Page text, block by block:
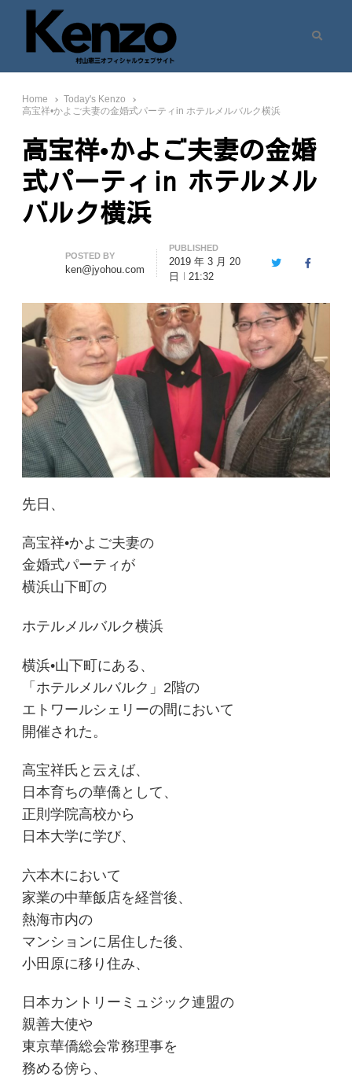
七転八起 – 村山憲三 Official Site
村山憲三ウェブサイト
Home
Today's Kenzo
高宝祥•かよご夫妻の金婚式パーティin ホテルメルバルク横浜
高宝祥•かよご夫妻の金婚
式パーティin ホテルメル
バルク横浜
Author
POSTED BY
ken@jyohou.com
PUBLISHED
2019 年 3 月 20
日
21:32
TwitterFacebook
先日、
高宝祥•かよご夫妻の
金婚式パーティが
横浜山下町の
ホテルメルバルク横浜
横浜•山下町にある、
「ホテルメルバルク」2階の
エトワールシェリーの間において
開催された。
高宝祥氏と云えば、
日本育ちの華僑として、
正則学院高校から
日本大学に学び、
六本木において
家業の中華飯店を経営後、
熱海市内の
マンションに居住した後、
小田原に移り住み、
日本カントリーミュジック連盟の
親善大使や
東京華僑総会常務理事を
務める傍ら、